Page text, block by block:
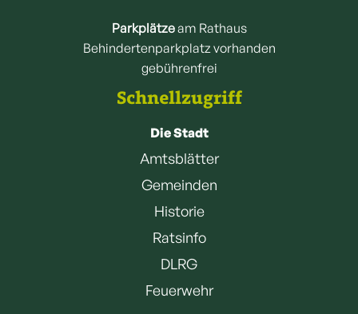
Parkplätzeam Rathaus
Behindertenparkplatz vorhanden
gebührenfrei
Schnellzugriff
Die Stadt
Amtsblätter
Gemeinden
Historie
Ratsinfo
DLRG
Feuerwehr